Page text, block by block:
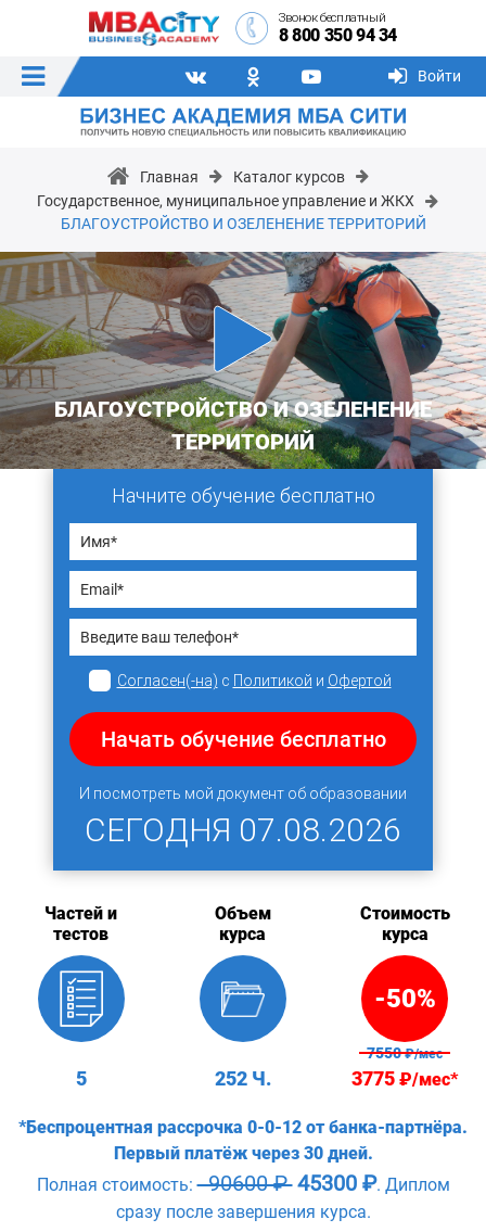
Звонок бесплатный
8 800 350 94 34
Войти
Главная
Каталог курсов
Государственное, муниципальное управление и ЖКХ
БЛАГОУСТРОЙСТВО И ОЗЕЛЕНЕНИЕ ТЕРРИТОРИЙ
БЛАГОУСТРОЙСТВО И ОЗЕЛЕНЕНИЕ
ТЕРРИТОРИЙ
Начните обучение бесплатно
Согласен(-на) с Политикой и Офертой
Начать обучение бесплатно
И посмотреть мой документ об образовании
СЕГОДНЯ 07.08.2026
Частей и
тестов
5
Объем
курса
252 Ч.
Стоимость
курса
-50%
7550₽/мес
3775₽/мес*
*Беспроцентная рассрочка 0-0-12 от банка-партнёра.
Первый платёж через 30 дней.
Полная стоимость:90600 ₽45300 ₽. Диплом
сразу после завершения курса.